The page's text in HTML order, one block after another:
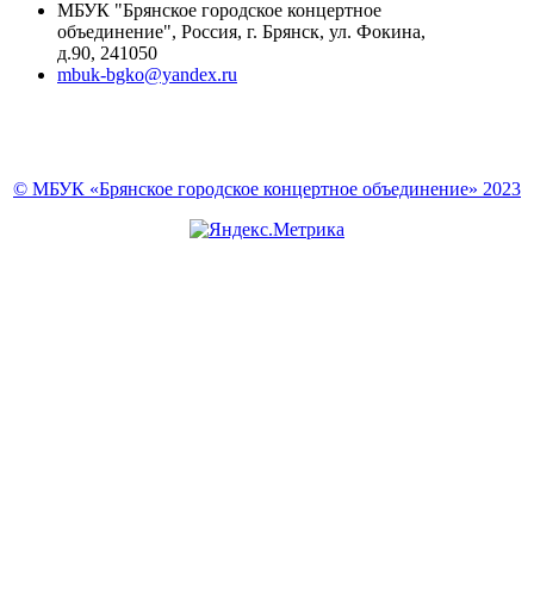
МБУК "Брянское городское концертное
объединение", Россия, г. Брянск, ул. Фокина,
д.90, 241050
mbuk-bgko@yandex.ru
© МБУК «Брянское городское концертное объединение» 2023